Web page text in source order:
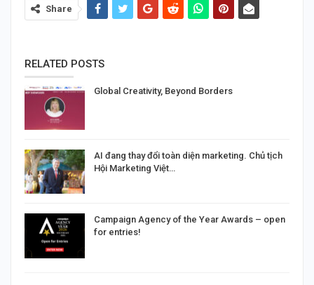
Share
RELATED POSTS
Global Creativity, Beyond Borders
AI đang thay đổi toàn diện marketing. Chủ tịch
Hội Marketing Việt…
Campaign Agency of the Year Awards – open
for entries!